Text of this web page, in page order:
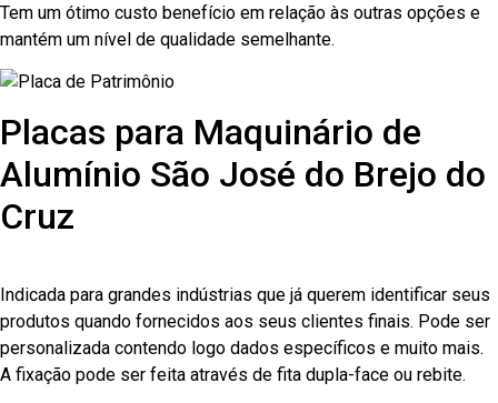
Tem um ótimo custo benefício em relação às outras opções e
mantém um nível de qualidade semelhante.
Placas para Maquinário de
Alumínio São José do Brejo do
Cruz
Indicada para grandes indústrias que já querem identificar seus
produtos quando fornecidos aos seus clientes finais. Pode ser
personalizada contendo logo dados específicos e muito mais.
A fixação pode ser feita através de fita dupla-face ou rebite.